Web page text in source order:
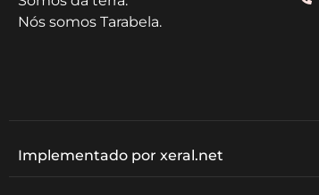
Nós somos Tarabela.
Implementado por xeral.net